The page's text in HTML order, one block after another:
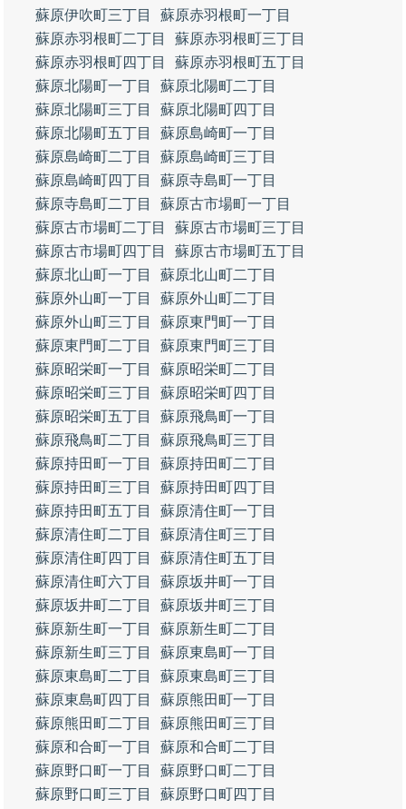
蘇原伊吹町三丁目
蘇原赤羽根町一丁目
蘇原赤羽根町二丁目
蘇原赤羽根町三丁目
蘇原赤羽根町四丁目
蘇原赤羽根町五丁目
蘇原北陽町一丁目
蘇原北陽町二丁目
蘇原北陽町三丁目
蘇原北陽町四丁目
蘇原北陽町五丁目
蘇原島崎町一丁目
蘇原島崎町二丁目
蘇原島崎町三丁目
蘇原島崎町四丁目
蘇原寺島町一丁目
蘇原寺島町二丁目
蘇原古市場町一丁目
蘇原古市場町二丁目
蘇原古市場町三丁目
蘇原古市場町四丁目
蘇原古市場町五丁目
蘇原北山町一丁目
蘇原北山町二丁目
蘇原外山町一丁目
蘇原外山町二丁目
蘇原外山町三丁目
蘇原東門町一丁目
蘇原東門町二丁目
蘇原東門町三丁目
蘇原昭栄町一丁目
蘇原昭栄町二丁目
蘇原昭栄町三丁目
蘇原昭栄町四丁目
蘇原昭栄町五丁目
蘇原飛鳥町一丁目
蘇原飛鳥町二丁目
蘇原飛鳥町三丁目
蘇原持田町一丁目
蘇原持田町二丁目
蘇原持田町三丁目
蘇原持田町四丁目
蘇原持田町五丁目
蘇原清住町一丁目
蘇原清住町二丁目
蘇原清住町三丁目
蘇原清住町四丁目
蘇原清住町五丁目
蘇原清住町六丁目
蘇原坂井町一丁目
蘇原坂井町二丁目
蘇原坂井町三丁目
蘇原新生町一丁目
蘇原新生町二丁目
蘇原新生町三丁目
蘇原東島町一丁目
蘇原東島町二丁目
蘇原東島町三丁目
蘇原東島町四丁目
蘇原熊田町一丁目
蘇原熊田町二丁目
蘇原熊田町三丁目
蘇原和合町一丁目
蘇原和合町二丁目
蘇原野口町一丁目
蘇原野口町二丁目
蘇原野口町三丁目
蘇原野口町四丁目